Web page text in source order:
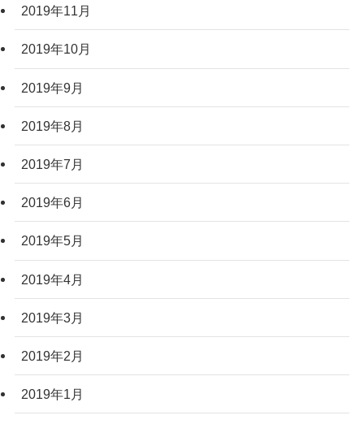
2019年11月
2019年10月
2019年9月
2019年8月
2019年7月
2019年6月
2019年5月
2019年4月
2019年3月
2019年2月
2019年1月